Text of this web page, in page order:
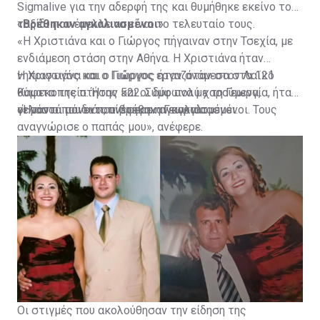
Sigmalive για την αδερφή της και θυμήθηκε εκείνο το
ταξίδι που έμελλε να είναι το τελευταίο τους.
«Βρέθηκαν αγκαλιασμένοι»
«Η Χριστιάνα και ο Γιώργος πήγαιναν στην Τσεχία, με
ενδιάμεση στάση στην Αθήνα. Η Χριστιάνα ήταν
νηπιαγωγός και ο Γιώργος εργαζόταν στον Λαϊκό
Καφεκοπτείο. Ήταν και οι δύο πολύ χαρούμενα,
γελαστά παιδιά», ανέφερε η Γεωργία.
Η Χριστιάνα και ο Γιώργος ήταν ανάμεσα στα 121
θύματα της πτήσης 522. Σύμφωνα με τη Γεωργία, ήταν
οι μόνοι που εντοπίστηκαν αγκαλιασμένοι.
«Ήταν οι μόνοι που βρέθηκαν αγκαλιασμένοι. Τους
αναγνώρισε ο παπάς μου», ανέφερε.
Οι στιγμές που ακολούθησαν την είδηση της